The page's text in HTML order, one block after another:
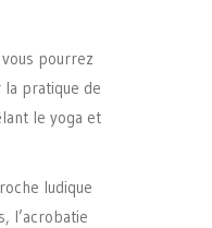
pourrez
pratique de
le yoga et
ludique
l’acrobatie